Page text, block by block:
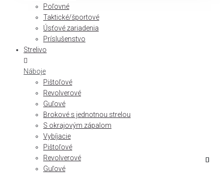
Poľovné
Taktické/športové
Úsťové zariadenia
Príslušenstvo
Strelivo
Náboje
Pištoľové
Revolverové
Guľové
Brokové s jednotnou strelou
S okrajovým zápalom
Vybíjacie
Pištoľové
Revolverové
Guľové